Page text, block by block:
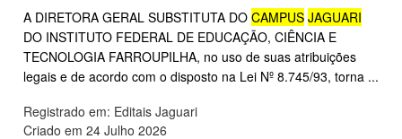
A DIRETORA GERAL SUBSTITUTA DO CAMPUS JAGUARI
DO INSTITUTO FEDERAL DE EDUCAÇÃO, CIÊNCIA E
TECNOLOGIA FARROUPILHA, no uso de suas atribuições
legais e de acordo com o disposto na Lei Nº 8.745/93, torna ...
Registrado em: Editais Jaguari
Criado em 24 Julho 2026